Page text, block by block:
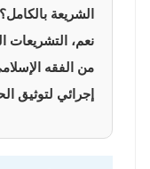
الشريعة بالكامل؟
نعم، التشريعات
من الفقه
إجرائي لتوثيق